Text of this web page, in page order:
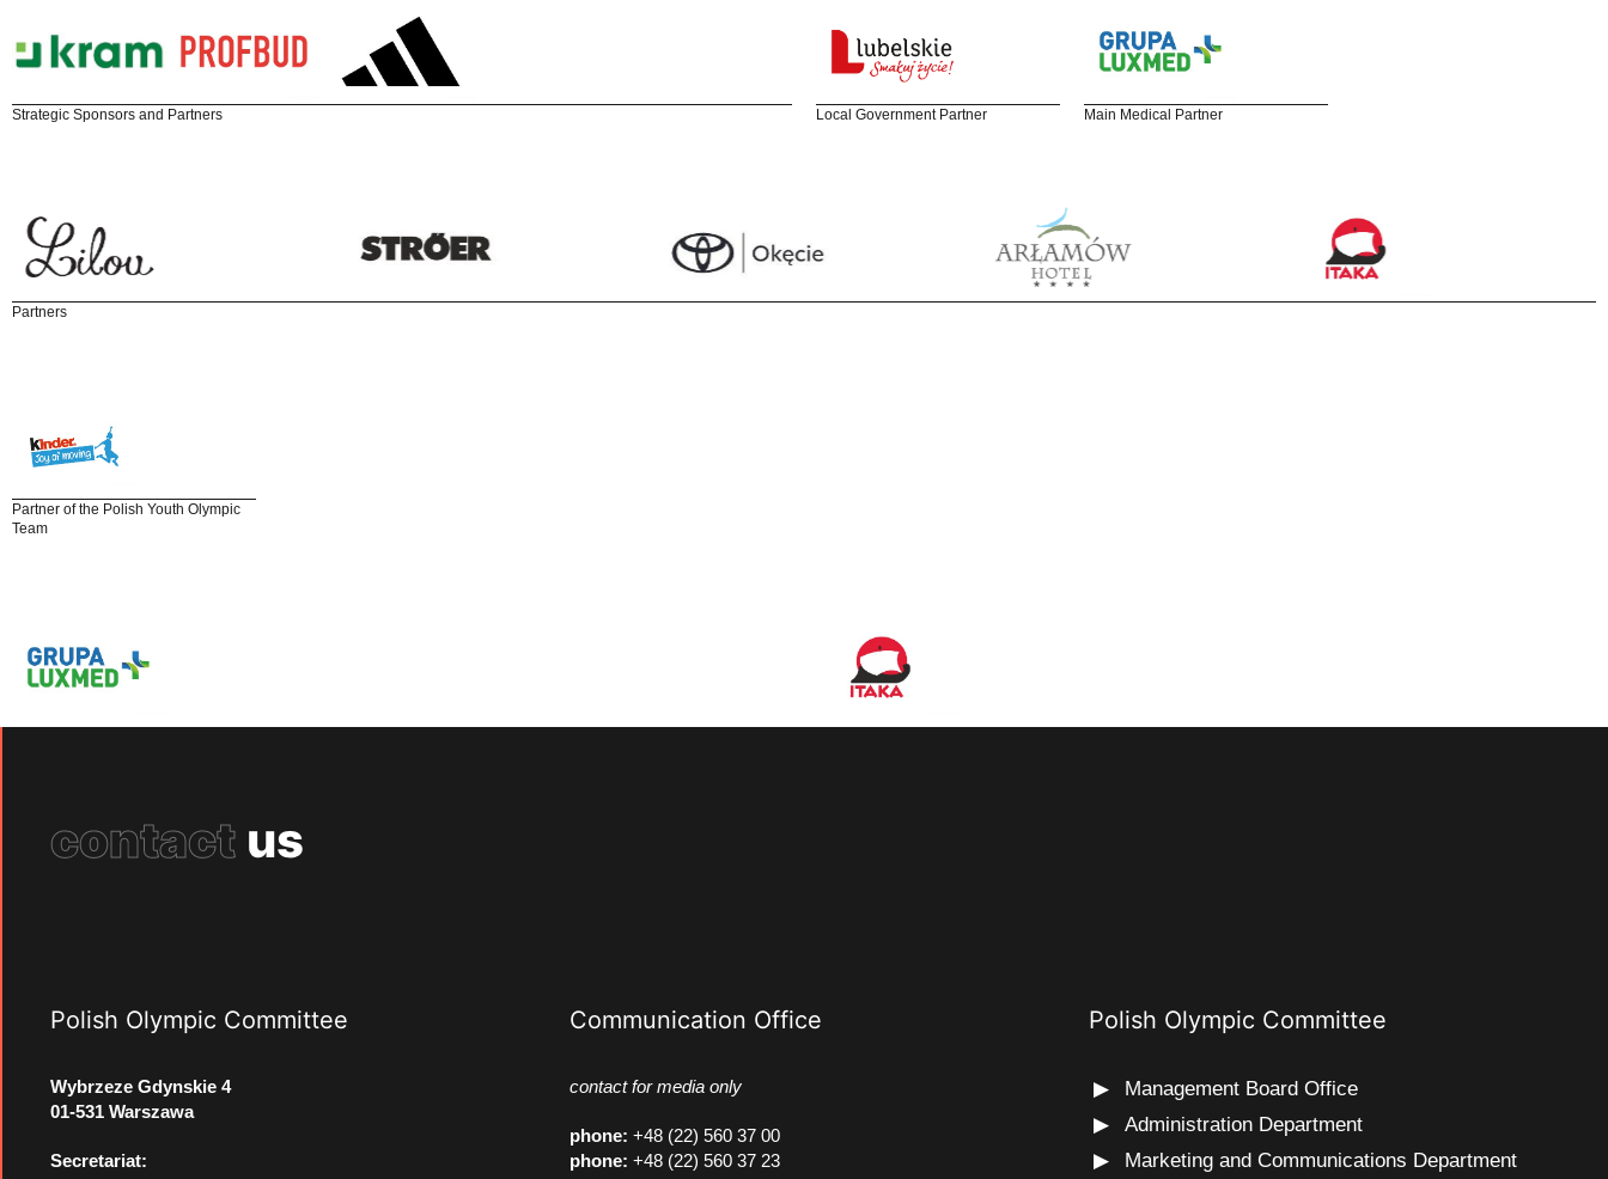
Strategic Sponsors and Partners Local Government Partner Main Medical Partner
Partners
Partner of the Polish Youth Olympic
Team
contact us
Polish Olympic Committee
Wybrzeze Gdynskie 4
01-531 Warszawa
Secretariat:
Communication Office
contact for media only
phone: +48 (22) 560 37 00
phone: +48 (22) 560 37 23
Polish Olympic Committee
Management Board Office
Administration Department
Marketing and Communications Department